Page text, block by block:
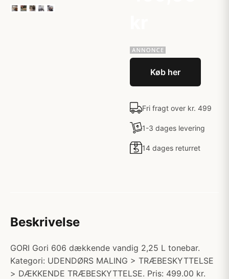
Køb her
Fri fragt over kr. 499
1-3 dages levering
14 dages returret
Beskrivelse
GORI Gori 606 dækkende vandig 2,25 L tonebar.
Kategori: UDENDØRS MALING > TRÆBESKYTTELSE
> DÆKKENDE TRÆBESKYTTELSE. Pris: 499.00 kr.